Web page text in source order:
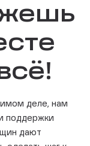
деле, нам
поддержки
дают